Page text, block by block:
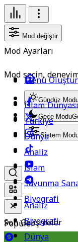
Mod değiştir
Mod Ayarları
Mod seçin,
Gündüz
Gece Modu
Sistem
Popüler
Menü Oluştur
Analiz
Biyografi
Dünya
İslam Dünyası
Türkiye
Dünya
Analiz
İslam
Savunma
Biyografi
Son Gelişmeler